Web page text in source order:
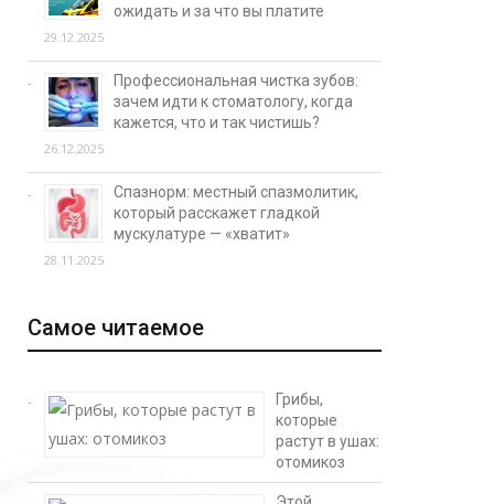
ожидать и за что вы платите
29.12.2025
Профессиональная чистка зубов:
зачем идти к стоматологу, когда
кажется, что и так чистишь?
26.12.2025
Спазнорм: местный спазмолитик,
который расскажет гладкой
мускулатуре — «хватит»
28.11.2025
Самое читаемое
Грибы,
которые
растут в ушах:
отомикоз